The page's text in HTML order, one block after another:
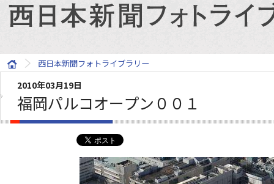
西日本新聞フォトライブラリー
2010年03月19日
福岡パルコオープン００１